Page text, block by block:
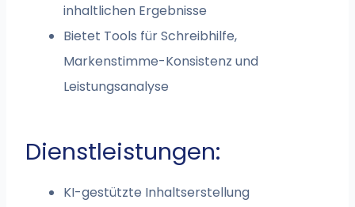
inhaltlichen Ergebnisse
Bietet Tools für Schreibhilfe,
Markenstimme-Konsistenz und
Leistungsanalyse
Dienstleistungen:
KI-gestützte Inhaltserstellung